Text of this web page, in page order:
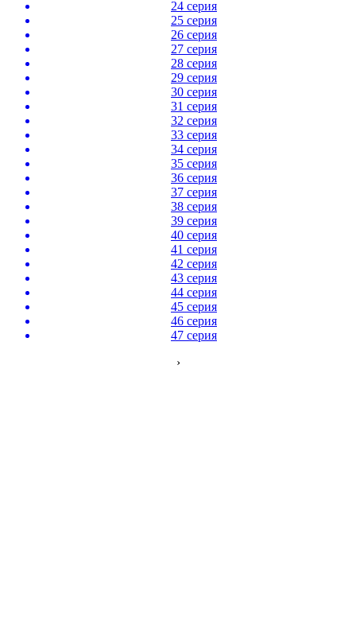
24 серия
25 серия
26 серия
27 серия
28 серия
29 серия
30 серия
31 серия
32 серия
33 серия
34 серия
35 серия
36 серия
37 серия
38 серия
39 серия
40 серия
41 серия
42 серия
43 серия
44 серия
45 серия
46 серия
47 серия
›